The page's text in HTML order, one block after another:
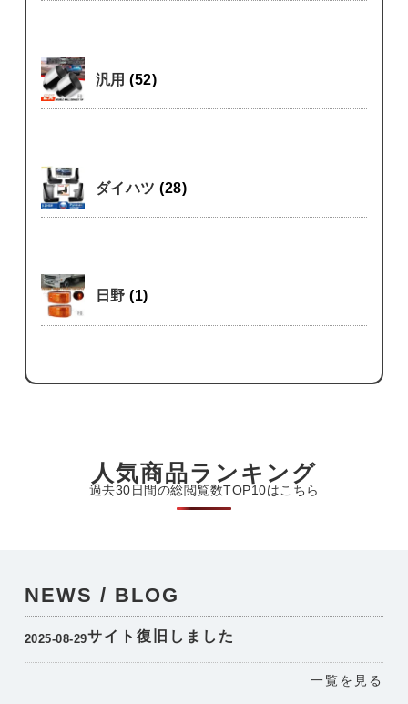
汎用(52)
ダイハツ(28)
日野(1)
人気商品ランキング
過去30日間の総閲覧数TOP10はこちら
NEWS / BLOG
2025-08-29サイト復旧しました
一覧を見る